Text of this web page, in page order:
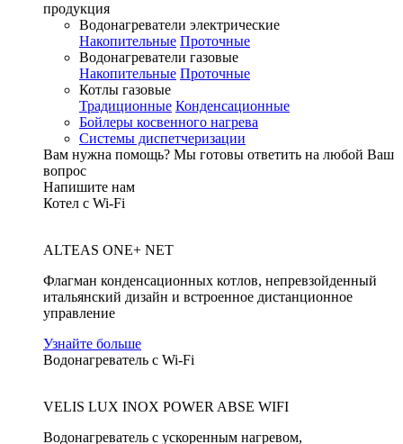
продукция
Водонагреватели электрические
Накопительные Проточные
Водонагреватели газовые
Накопительные Проточные
Котлы газовые
Традиционные Конденсационные
Бойлеры косвенного нагрева
Системы диспетчеризации
Вам нужна помощь? Мы готовы ответить на любой Ваш
вопрос
Напишите нам
Котел с Wi-Fi
ALTEAS ONE+ NET
Флагман конденсационных котлов, непревзойденный
итальянский дизайн и встроенное дистанционное
управление
Узнайте больше
Водонагреватель с Wi-Fi
VELIS LUX INOX POWER ABSE WIFI
Водонагреватель с ускоренным нагревом,